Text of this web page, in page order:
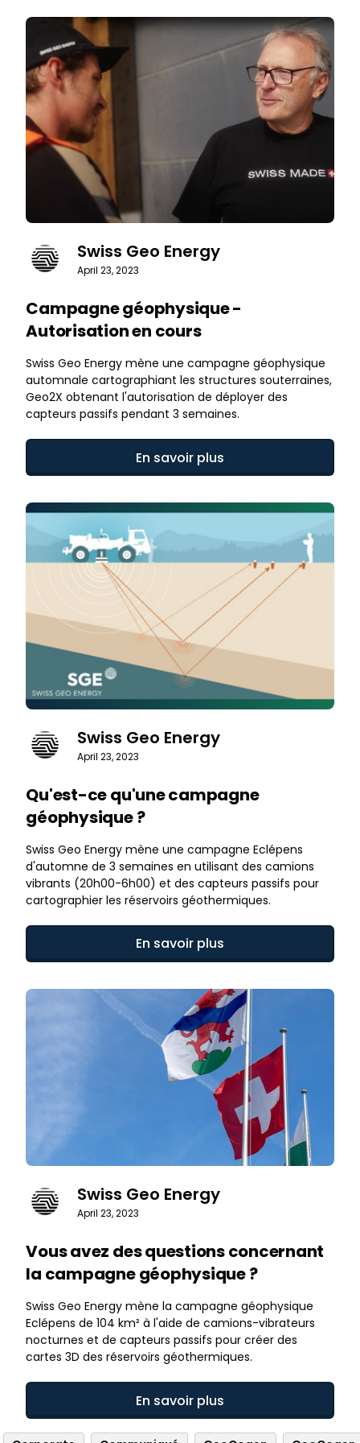
Swiss Geo Energy
April 23, 2023
Campagne géophysique -
Autorisation en cours
Swiss Geo Energy mène une campagne géophysique
automnale cartographiant les structures souterraines,
Geo2X obtenant l'autorisation de déployer des
capteurs passifs pendant 3 semaines.
En savoir plus
Swiss Geo Energy
April 23, 2023
Qu'est-ce qu'une campagne
géophysique ?
Swiss Geo Energy mène une campagne Eclépens
d'automne de 3 semaines en utilisant des camions
vibrants (20h00-6h00) et des capteurs passifs pour
cartographier les réservoirs géothermiques.
En savoir plus
Swiss Geo Energy
April 23, 2023
Vous avez des questions concernant
la campagne géophysique ?
Swiss Geo Energy mène la campagne géophysique
Eclépens de 104 km² à l'aide de camions-vibrateurs
nocturnes et de capteurs passifs pour créer des
cartes 3D des réservoirs géothermiques.
En savoir plus